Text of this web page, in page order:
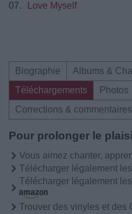
07.
Love Myself
Biographie
Albums &
Téléchargements
Photos
Corrections & commentaires
Pour prolonger le
Vous aimez chanter,
Télécharger légalement
Télécharger légalement
Trouver des vinyles et des